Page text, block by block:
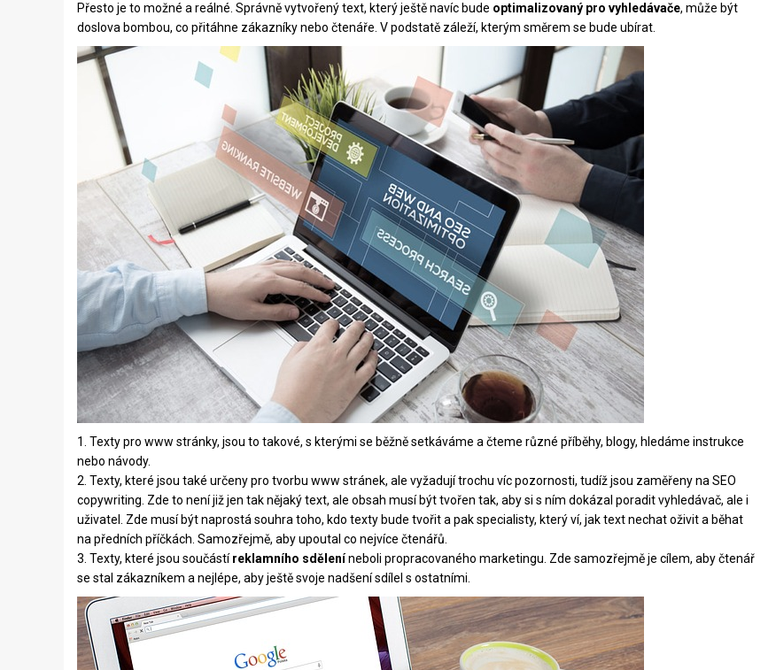
Přesto je to možné a reálné. Správně vytvořený text, který ještě navíc bude optimalizovaný pro vyhledávače, může být
doslova bombou, co přitáhne zákazníky nebo čtenáře. V podstatě záleží, kterým směrem se bude ubírat.
1. Texty pro www stránky, jsou to takové, s kterými se běžně setkáváme a čteme různé příběhy, blogy, hledáme instrukce
nebo návody.
2. Texty, které jsou také určeny pro tvorbu www stránek, ale vyžadují trochu víc pozornosti, tudíž jsou zaměřeny na SEO
copywriting . Zde to není již jen tak nějaký text, ale obsah musí být tvořen tak, aby si s ním dokázal poradit vyhledávač, ale i
uživatel. Zde musí být naprostá souhra toho, kdo texty bude tvořit a pak specialisty, který ví, jak text nechat oživit a běhat
na předních příčkách. Samozřejmě, aby upoutal co nejvíce čtenářů.
3. Texty, které jsou součástíreklamního sděleníneboli propracovaného marketingu. Zde samozřejmě je cílem, aby čtenář
se stal zákazníkem a nejlépe, aby ještě svoje nadšení sdílel s ostatními.